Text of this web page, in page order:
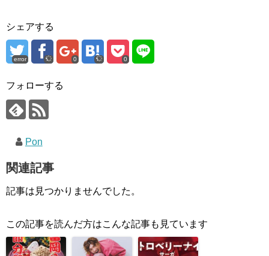
シェアする
error 0 0
フォローする
Pon
関連記事
記事は見つかりませんでした。
この記事を読んだ方はこんな記事も見ています